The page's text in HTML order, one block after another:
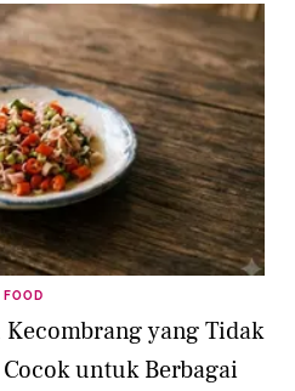
FOOD
Kecombrang yang Tidak
untuk Berbagai